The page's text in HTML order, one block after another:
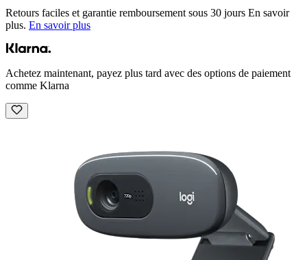
Retours faciles et garantie remboursement sous 30 jours En savoir
plus. En savoir plus
Achetez maintenant, payez plus tard avec des options de paiement
comme Klarna